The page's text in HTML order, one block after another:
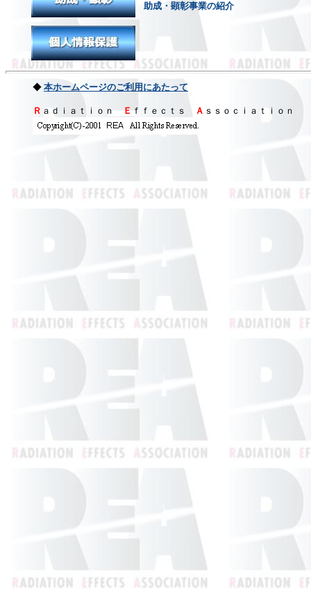
助成・顕彰事業の紹介
◆ 本ホームページのご利用にあたって
Ｒ ａｄｉａｔｉｏｎ Ｅｆｆｅｃｔｓ Ａ ｓｓｏｃｉａｔｉｏｎ